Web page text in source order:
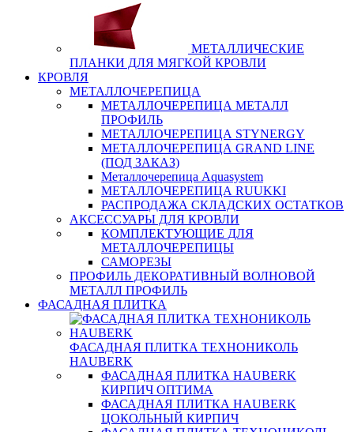
МЕТАЛЛИЧЕСКИЕ
ПЛАНКИ ДЛЯ МЯГКОЙ КРОВЛИ
КРОВЛЯ
МЕТАЛЛОЧЕРЕПИЦА
МЕТАЛЛОЧЕРЕПИЦА МЕТАЛЛ
ПРОФИЛЬ
МЕТАЛЛОЧЕРЕПИЦА STYNERGY
МЕТАЛЛОЧЕРЕПИЦА GRAND LINE
(ПОД ЗАКАЗ)
Металлочерепица Aquasystem
МЕТАЛЛОЧЕРЕПИЦА RUUKKI
РАСПРОДАЖА СКЛАДСКИХ ОСТАТКОВ
АКСЕССУАРЫ ДЛЯ КРОВЛИ
КОМПЛЕКТУЮЩИЕ ДЛЯ
МЕТАЛЛОЧЕРЕПИЦЫ
САМОРЕЗЫ
ПРОФИЛЬ ДЕКОРАТИВНЫЙ ВОЛНОВОЙ
МЕТАЛЛ ПРОФИЛЬ
ФАСАДНАЯ ПЛИТКА
ФАСАДНАЯ ПЛИТКА ТЕХНОНИКОЛЬ
HAUBERK
ФАСАДНАЯ ПЛИТКА HAUBERK
КИРПИЧ ОПТИМА
ФАСАДНАЯ ПЛИТКА HAUBERK
ЦОКОЛЬНЫЙ КИРПИЧ